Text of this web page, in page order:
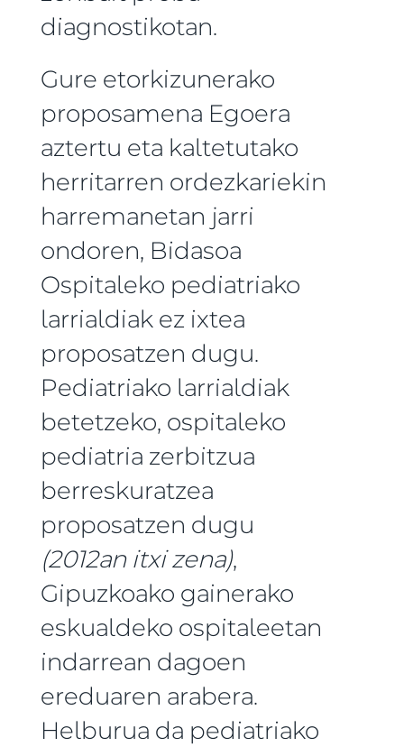
diagnostikotan.
Gure etorkizunerako
proposamena Egoera
aztertu eta kaltetutako
herritarren ordezkariekin
harremanetan jarri
ondoren, Bidasoa
Ospitaleko pediatriako
larrialdiak ez ixtea
proposatzen dugu.
Pediatriako larrialdiak
betetzeko, ospitaleko
pediatria zerbitzua
berreskuratzea
proposatzen dugu
(2012an itxi zena),
Gipuzkoako gainerako
eskualdeko ospitaleetan
indarrean dagoen
ereduaren arabera.
Helburua da pediatriako